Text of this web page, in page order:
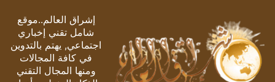
إشراق العالم..موقع
شامل تقني إخباري
اجتماعي, يهتم بالتدوين
في كافة المجالات
ومنها المجال التقني